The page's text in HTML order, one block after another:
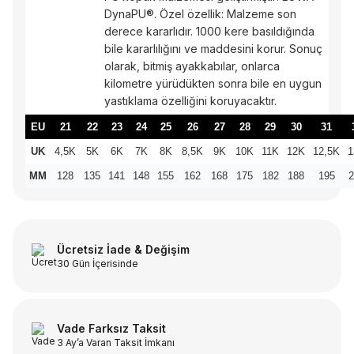
DynaPU®. Özel özellik: Malzeme son
derece kararlıdır. 1000 kere basıldığında
bile kararlılığını ve maddesini korur. Sonuç
olarak, bitmiş ayakkabılar, onlarca
kilometre yürüdükten sonra bile en uygun
yastıklama özelliğini koruyacaktır.
EU 21 22 23 24 25 26 27 28 29 30 31
UK 4,5K 5K 6K 7K 8K 8,5K 9K 10K 11K 12K 12,5K
MM 128 135 141 148 155 162 168 175 182 188 195
Ücretsiz İade & Değişim
30 Gün İçerisinde
Vade Farksız Taksit
3 Ay’a Varan Taksit İmkanı